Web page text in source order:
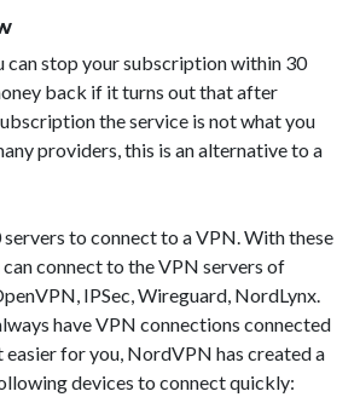
stop your subscription within 30
back if it turns out that after
the service is not what you
providers, this is an alternative to a
to connect to a VPN. With these
connect to the VPN servers of
IPSec, Wireguard, NordLynx.
have VPN connections connected
easier for you, NordVPN has created a
devices to connect quickly: